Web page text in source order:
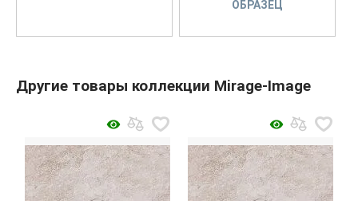
ОБРАЗЕЦ
Другие товары коллекции Mirage-Image